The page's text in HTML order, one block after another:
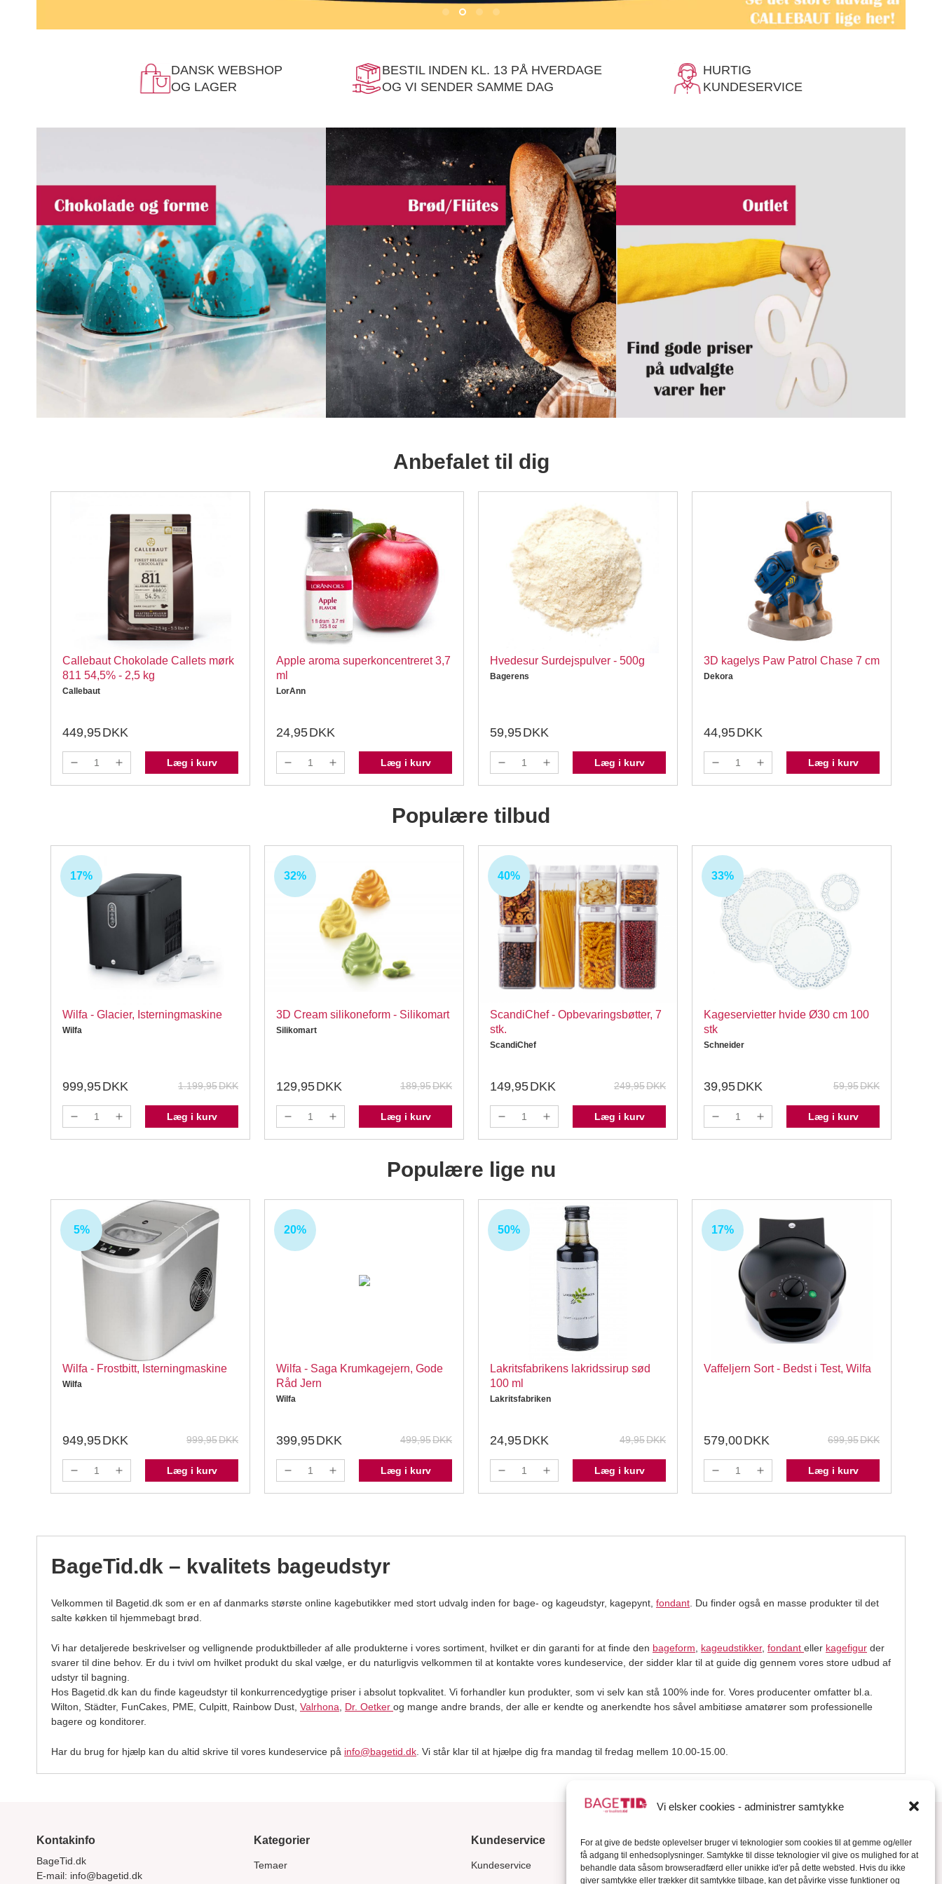
Vi elsker cookies - administrer samtykke
For at give de bedste oplevelser bruger vi teknologier som cookies til at gemme og/eller
få adgang til enhedsoplysninger. Samtykke til disse teknologier vil give os mulighed for at
behandle data såsom browseradfærd eller unikke id'er på dette websted. Hvis du ikke
giver samtykke eller trækker dit samtykke tilbage, kan det påvirke visse funktioner og
DANSK WEBSHOP
OG LAGER
BESTIL INDEN KL. 13 PÅ HVERDAGE
OG VI SENDER SAMME DAG
HURTIG
KUNDESERVICE
Anbefalet til dig
Callebaut Chokolade Callets mørk
811 54,5% - 2,5 kg
Callebaut
449,95DKK
Læg i kurv
Apple aroma superkoncentreret 3,7
ml
LorAnn
24,95DKK
Læg i kurv
Hvedesur Surdejspulver - 500g
Bagerens
59,95DKK
Læg i kurv
3D kagelys Paw Patrol Chase 7 cm
Dekora
44,95DKK
Læg i kurv
Populære tilbud
17%
Wilfa - Glacier, Isterningmaskine
Wilfa
1.199,95DKK
999,95DKK
Læg i kurv
32%
3D Cream silikoneform - Silikomart
Silikomart
189,95DKK
129,95DKK
Læg i kurv
40%
ScandiChef - Opbevaringsbøtter, 7
stk.
ScandiChef
249,95DKK
149,95DKK
Læg i kurv
33%
Kageservietter hvide Ø30 cm 100
stk
Schneider
59,95DKK
39,95DKK
Læg i kurv
Populære lige nu
5%
Wilfa - Frostbitt, Isterningmaskine
Wilfa
999,95DKK
949,95DKK
Læg i kurv
20%
Wilfa - Saga Krumkagejern, Gode
Råd Jern
Wilfa
499,95DKK
399,95DKK
Læg i kurv
50%
Lakritsfabrikens lakridssirup sød
100 ml
Lakritsfabriken
49,95DKK
24,95DKK
Læg i kurv
17%
Vaffeljern Sort - Bedst i Test, Wilfa
699,95DKK
579,00DKK
Læg i kurv
BageTid.dk – kvalitets bageudstyr
Velkommen til Bagetid.dk som er en af danmarks største online kagebutikker med stort udvalg inden for bage- og kageudstyr, kagepynt, fondant . Du finder også en masse produkter til det
salte køkken til hjemmebagt brød.
Vi har detaljerede beskrivelser og vellignende produktbilleder af alle produkterne i vores sortiment, hvilket er din garanti for at finde den bageform kageudstikker, fondant eller kagefigur der
svarer til dine behov. Er du i tvivl om hvilket produkt du skal vælge, er du naturligvis velkommen til at kontakte vores kundeservice, der sidder klar til at guide dig gennem vores store udbud af
udstyr til bagning.
Hos Bagetid.dk kan du finde kageudstyr til konkurrencedygtige priser i absolut topkvalitet. Vi forhandler kun produkter, som vi selv kan stå 100% inde for. Vores producenter omfatter bl.a.
Wilton, Städter, FunCakes, PME, Culpitt, Rainbow Dust, Valrhona Dr. Oetker og mange andre brands, der alle er kendte og anerkendte hos såvel ambitiøse amatører som professionelle
bagere og konditorer.
Har du brug for hjælp kan du altid skrive til vores kundeservice på info@bagetid.dk . Vi står klar til at hjælpe dig fra mandag til fredag mellem 10.00-15.00.
Kontakinfo
BageTid.dk
E-mail: info@bagetid.dk
Kategorier
Temaer
Kundeservice
Kundeservice